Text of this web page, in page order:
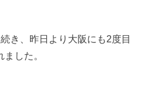
き、昨日より大阪にも2度目
した。